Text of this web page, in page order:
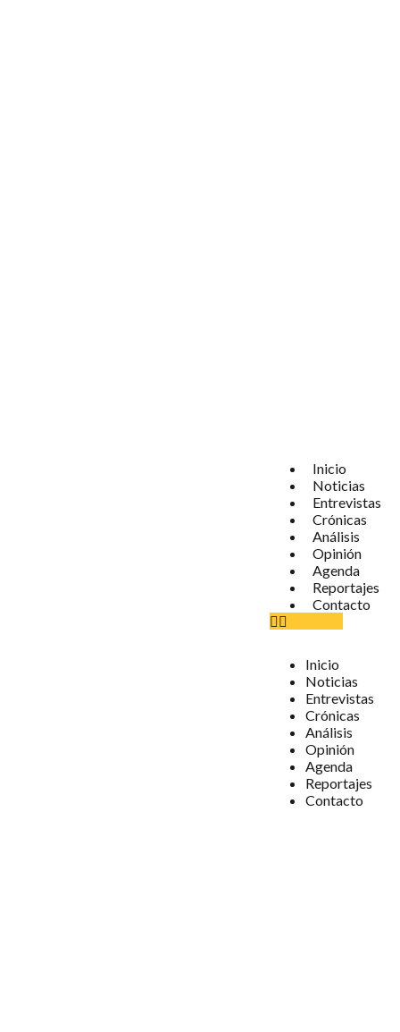
Inicio
Noticias
Entrevistas
Crónicas
Análisis
Opinión
Agenda
Reportajes
Contacto
Inicio
Noticias
Entrevistas
Crónicas
Análisis
Opinión
Agenda
Reportajes
Contacto